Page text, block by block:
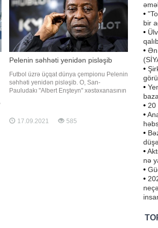
Pelenin səhhəti yenidən pisləşib
Futbol üzrə üçqat dünya çempionu Pelenin
səhhəti yenidən pisləşib. O, San-
Pauludakı "Albert Enşteyn" xəstəxanasının
Ağırlaşmanın müvəqqəti olduğu, xüsusi
17.09.2021 585
•
bir
•
• Ən
•
•
• 20
•
•
•
nə
•
•